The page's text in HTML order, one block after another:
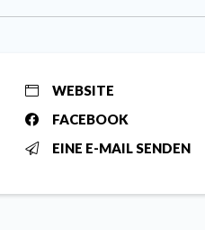
WEBSITE
FACEBOOK
EINE E-MAIL SENDEN